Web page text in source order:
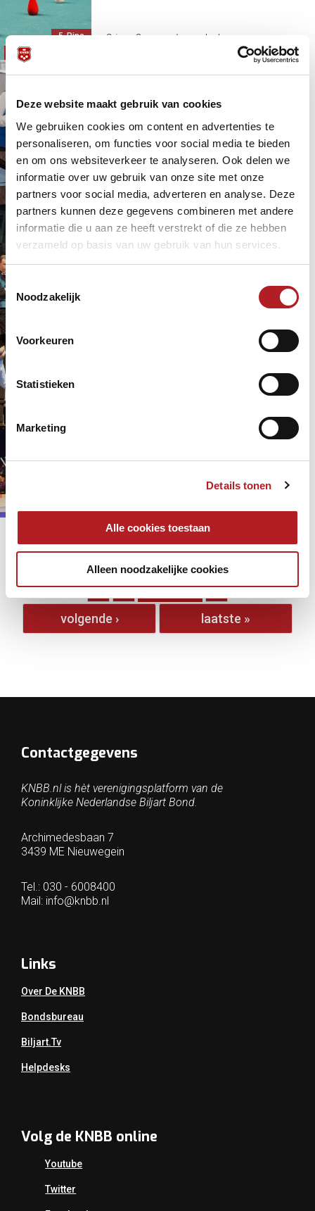
Deze website maakt gebruik van cookies
We gebruiken cookies om content en advertenties te
personaliseren, om functies voor social media te bieden
en om ons websiteverkeer te analyseren. Ook delen we
informatie over uw gebruik van onze site met onze
partners voor social media, adverteren en analyse. Deze
partners kunnen deze gegevens combineren met andere
informatie die u aan ze heeft verstrekt of die ze hebben
verzameld op basis van uw gebruik van hun services.
Toestemmingsselectie
Noodzakelijk
Voorkeuren
Statistieken
Marketing
Details tonen
Alle cookies toestaan
Alleen noodzakelijke cookies
5-Pins
Initiatieven
8 jaar 2 maanden geleden
5-Pins
Demo/workshop
Internationaal
9 jaar 1 maandgeleden
Biljartmekka Oosterhout krijgt
prachtig weekend
9 jaar 2 maanden geleden
Kegelbiljarters verdienen eerlijke
5-Pins
EK
kansen, het programma
« eerste
‹ vorige
1 2 3 4
volgende › laatste »
Contactgegevens
KNBB.nl is hèt verenigingsplatform van de
Koninklijke Nederlandse Biljart Bond.
Archimedesbaan 7
3439 ME Nieuwegein
Tel.: 030 - 6008400
Mail: info@knbb.nl
Links
Over De KNBB
Bondsbureau
Biljart.tv
Helpdesks
Volg de KNBB online
Youtube
Twitter